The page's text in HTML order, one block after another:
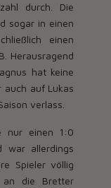
durch. Die
sogar in einen
einen
Herausragend
hat keine
auch auf Lukas
verlass.
nur einen 1:0
war allerdings
Spieler völlig
an die Bretter